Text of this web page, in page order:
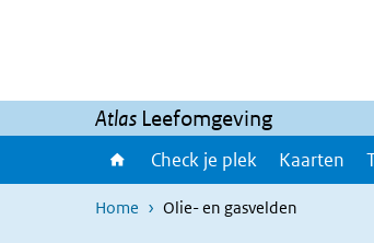
Atlas Leefomgeving
Check je plek Kaarten
Home Olie- en gasvelden